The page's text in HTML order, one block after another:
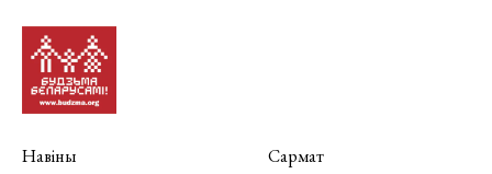
Навіны
Сармат